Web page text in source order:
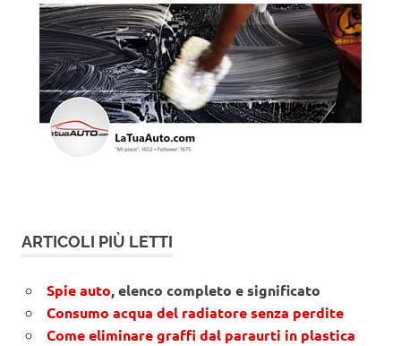
ARTICOLI PIÙ LETTI
Spie auto, elenco completo e significato
Consumo acqua del radiatore senza perdite
Come eliminare graffi dal paraurti in plastica